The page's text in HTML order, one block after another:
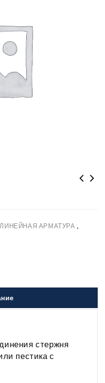
ЛИНЕЙНАЯ АРМАТУРА ,
стержня
пестика с